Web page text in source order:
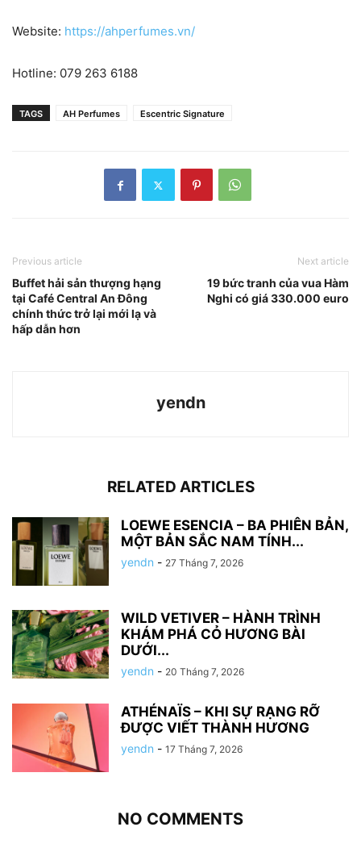
Website: https://ahperfumes.vn/
Hotline: 079 263 6188
TAGS AH Perfumes Escentric Signature
Previous article
Buffet hải sản thượng hạng
tại Café Central An Đông
chính thức trở lại mới lạ và
hấp dẫn hơn
Next article
19 bức tranh của vua Hàm
Nghi có giá 330.000 euro
yendn
RELATED ARTICLES
LOEWE ESENCIA – BA PHIÊN BẢN,
MỘT BẢN SẮC NAM TÍNH...
yendn - 27 Tháng 7, 2026
WILD VETIVER – HÀNH TRÌNH
KHÁM PHÁ CỎ HƯƠNG BÀI
DƯỚI...
yendn - 20 Tháng 7, 2026
ATHÉNAÏS – KHI SỰ RẠNG RỠ
ĐƯỢC VIẾT THÀNH HƯƠNG
yendn - 17 Tháng 7, 2026
NO COMMENTS